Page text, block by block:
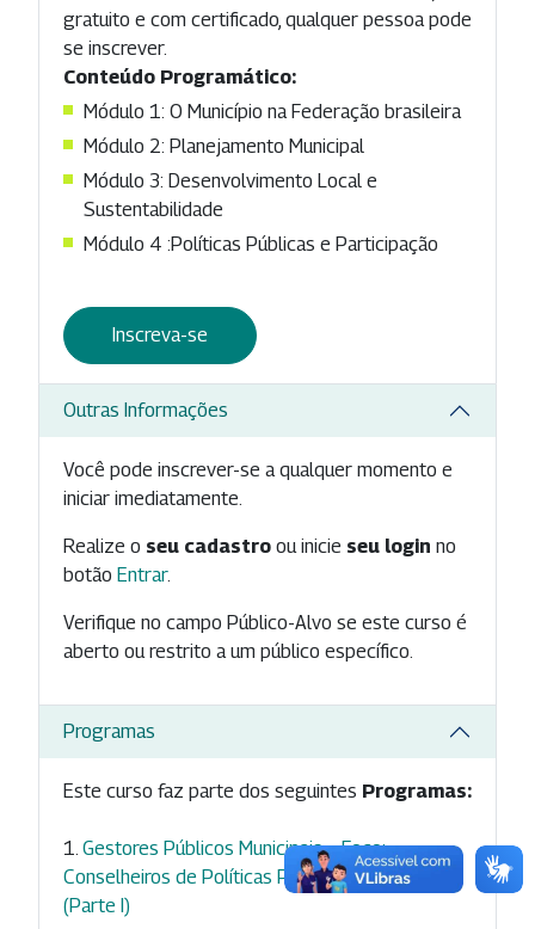
gratuito e com certificado, qualquer pessoa pode
se inscrever.
Conteúdo Programático:
Módulo 1: O Município na Federação brasileira
Módulo 2: Planejamento Municipal
Módulo 3: Desenvolvimento Local e
Sustentabilidade
Módulo 4 :Políticas Públicas e Participação
Inscreva-se
Outras Informações
Você pode inscrever-se a qualquer momento e
iniciar imediatamente.
Realize o seu cadastro ou inicie seu login no
botão Entrar.
Verifique no campo Público-Alvo se este curso é
aberto ou restrito a um público específico.
Programas
Este curso faz parte dos seguintes Programas:
Gestores Públicos Municipais – Foco:
Conselheiros de Políticas Públicas Municipais
(Parte I)